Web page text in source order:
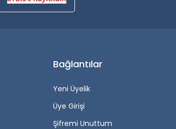
Bağlantılar
Yeni Üyelik
Üye Girişi
Şifremi Unuttum